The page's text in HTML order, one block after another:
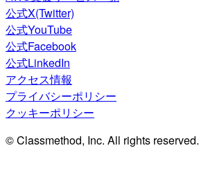
公式X(Twitter)
公式YouTube
公式Facebook
公式LinkedIn
アクセス情報
プライバシーポリシー
クッキーポリシー
© Classmethod, Inc. All rights reserved.